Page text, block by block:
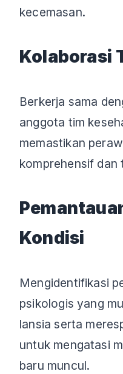
kecemasan.
Kolaborasi
Berkerja sama
anggota tim
memastikan
komprehensif dan
Kondisi
Mengidentifikasi
psikologis yang
lansia serta
untuk mengatasi
baru muncul.